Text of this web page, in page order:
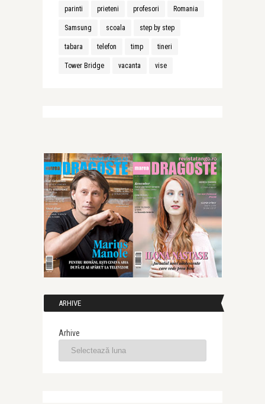
parinti prieteni profesori Romania
Samsung scoala step by step
tabara telefon timp tineri
Tower Bridge vacanta vise
ARHIVE
Arhive